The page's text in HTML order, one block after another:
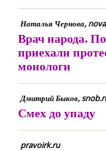
Наталья Чернова,
Врач народа.
приехали
монологи
Дмитрий Быков,
Смех до упаду
pravoirk.ru